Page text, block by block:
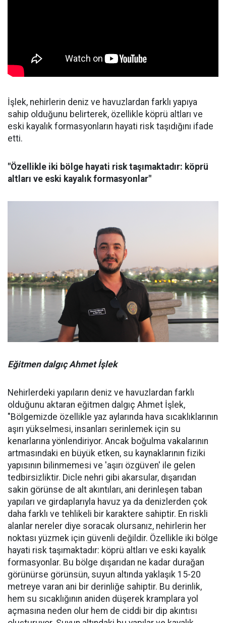
İşlek, nehirlerin deniz ve havuzlardan farklı yapıya
sahip olduğunu belirterek, özellikle köprü altları ve
eski kayalık formasyonların hayati risk taşıdığını ifade
etti.
"Özellikle iki bölge hayati risk taşımaktadır: köprü
altları ve eski kayalık formasyonlar"
Eğitmen dalgıç Ahmet İşlek
Nehirlerdeki yapıların deniz ve havuzlardan farklı
olduğunu aktaran eğitmen dalgıç Ahmet İşlek,
"Bölgemizde özellikle yaz aylarında hava sıcaklıklarının
aşırı yükselmesi, insanları serinlemek için su
kenarlarına yönlendiriyor. Ancak boğulma vakalarının
artmasındaki en büyük etken, su kaynaklarının fiziki
yapısının bilinmemesi ve 'aşırı özgüven' ile gelen
tedbirsizliktir. Dicle nehri gibi akarsular, dışarıdan
sakin görünse de alt akıntıları, ani derinleşen taban
yapıları ve girdaplarıyla havuz ya da denizlerden çok
daha farklı ve tehlikeli bir karaktere sahiptir. En riskli
alanlar nereler diye soracak olursanız, nehirlerin her
noktası yüzmek için güvenli değildir. Özellikle iki bölge
hayati risk taşımaktadır: köprü altları ve eski kayalık
formasyonlar. Bu bölge dışarıdan ne kadar durağan
görünürse görünsün, suyun altında yaklaşık 15-20
metreye varan ani bir derinliğe sahiptir. Bu derinlik,
hem su sıcaklığının aniden düşerek kramplara yol
açmasına neden olur hem de ciddi bir dip akıntısı